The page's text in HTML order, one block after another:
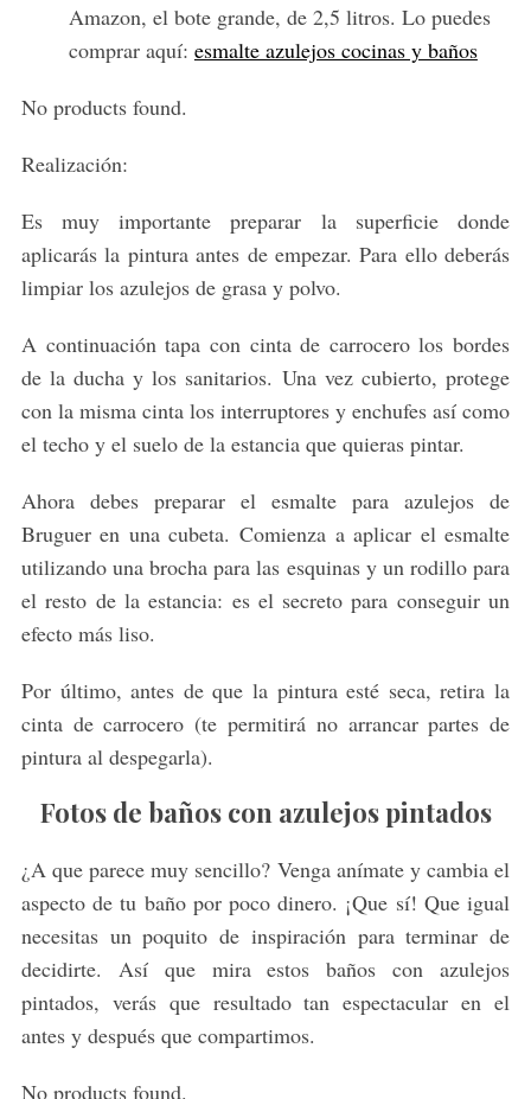
Amazon, el bote grande, de 2,5 litros. Lo puedes
comprar aquí: esmalte azulejos cocinas y baños
No products found.
Realización:
Es muy importante preparar la superficie donde
aplicarás la pintura antes de empezar. Para ello deberás
limpiar los azulejos de grasa y polvo.
A continuación tapa con cinta de carrocero los bordes
de la ducha y los sanitarios. Una vez cubierto, protege
con la misma cinta los interruptores y enchufes así como
el techo y el suelo de la estancia que quieras pintar.
Ahora debes preparar el esmalte para azulejos de
Bruguer en una cubeta. Comienza a aplicar el esmalte
utilizando una brocha para las esquinas y un rodillo para
el resto de la estancia: es el secreto para conseguir un
efecto más liso.
Por último, antes de que la pintura esté seca, retira la
cinta de carrocero (te permitirá no arrancar partes de
pintura al despegarla).
Fotos de baños con azulejos pintados
¿A que parece muy sencillo? Venga anímate y cambia el
aspecto de tu baño por poco dinero. ¡Que sí! Que igual
necesitas un poquito de inspiración para terminar de
decidirte. Así que mira estos baños con azulejos
pintados, verás que resultado tan espectacular en el
antes y después que compartimos.
No products found.